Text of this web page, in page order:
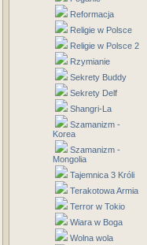
Reformacja
Religie w Polsce
Religie w Polsce 2
Rzymianie
Sekrety Buddy
Sekrety Delf
Shangri-La
Szamanizm -
Korea
Szamanizm -
Mongolia
Tajemnica 3 Króli
Terakotowa Armia
Terror w Tokio
Wiara w Boga
Wolna wola